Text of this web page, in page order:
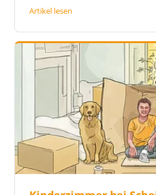
Artikel lesen